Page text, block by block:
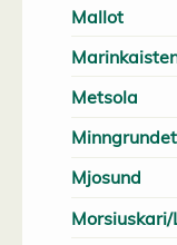
Mallot
Metsola
Minngrundet
Mjosund